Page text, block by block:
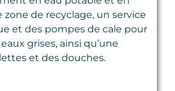
de recyclage, un service
et des pompes de cale pour
grises, ainsi qu’une
et des douches.